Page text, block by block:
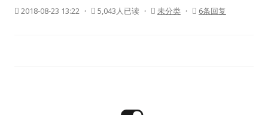
上海
资讯
2018-08-23 13:22 ・ 5,043人已读 ・ 未分类 ・ 6条回复